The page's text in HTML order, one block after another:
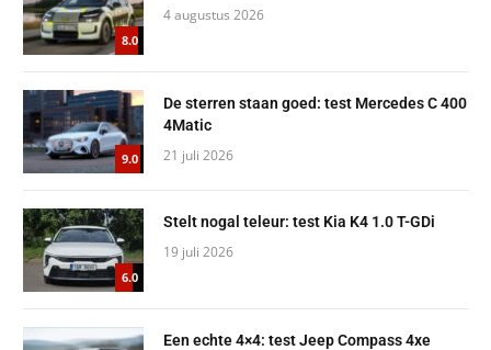
8.0
4 augustus 2026
9.0
De sterren staan goed: test Mercedes C 400
4Matic
21 juli 2026
6.0
Stelt nogal teleur: test Kia K4 1.0 T-GDi
19 juli 2026
Een echte 4×4: test Jeep Compass 4xe